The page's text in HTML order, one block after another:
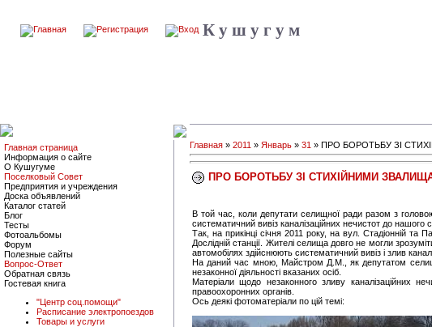
К у ш у г у м
Главная страница
Информация о сайте
О Кушугуме
Поселковый Совет
Предприятия и учреждения
Доска объявлений
Каталог статей
Блог
Тесты
Фотоальбомы
Форум
Полезные сайты
Вопрос-Ответ
Обратная связь
Гостевая книга
"Центр соц.помощи"
Расписание электропоездов
Товары и услуги
Главная » 2011 » Январь » 31 » ПРО БОРОТЬБУ ЗІ
ПРО БОРОТЬБУ ЗІ СТИХІЙНИМИ
В той час, коли депутати селищної ради разом з
систематичний вивіз каналізаційних нечистот до нашого
Так, на прикінці січня 2011 року, на вул. Стадіонній
Дослідній станції. Жителі селища довго не могли
автомобілях здійснюють систематичний вивіз і злив
На даний час мною, Майстром Д.М., як депутатом
незаконної діяльності вказаних осіб.
Матеріали щодо незаконного зливу каналізаційних
правоохоронних органів.
Ось деякі фотоматеріали по цій темі: